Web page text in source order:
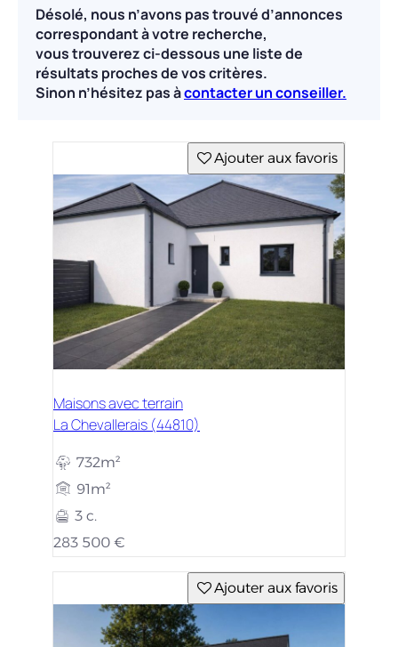
Désolé, nous n’avons pas trouvé d’annonces
correspondant à votre recherche,
vous trouverez ci-dessous une liste de
résultats proches de vos critères.
Sinon n’hésitez pas àcontacter un conseiller.
Ajouter aux favoris
Maisons avec terrain
La Chevallerais (44810)
732m²
91m²
3 c.
283 500 €
Ajouter aux favoris